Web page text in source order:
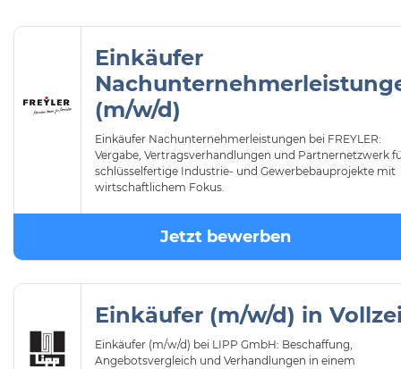
Einkäufer
(m/w/d)
Einkäufer Nachunternehmerleistungen bei FREYLER:
Vergabe, Vertragsverhandlungen und Partnernetzwerk
schlüsselfertige Industrie- und Gewerbebauprojekte mit
wirtschaftlichem Fokus.
Jetzt bewerben
Einkäufer (m/w/d) in
Einkäufer (m/w/d) bei LIPP GmbH: Beschaffung,
Angebotsvergleich und Verhandlungen in einem